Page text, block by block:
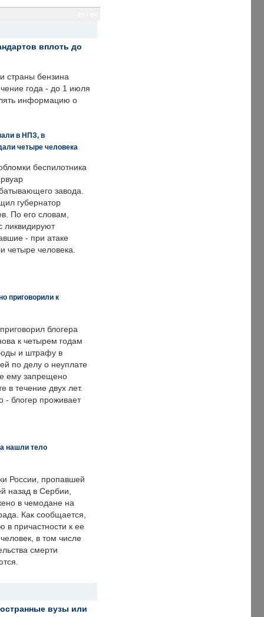
вплоть до
страны бензина
года - до 1 июля
информацию о
в НПЗ, в
четыре человека
беспилотника
завода.
губернатор
По его словам,
ликвидируют
- при атаке
четыре человека.
приговорили к
блогера
к четырем годам
и штрафу в
по делу о неуплате
ему запрещено
в течение двух лет.
- блогер проживает
нашли тело
России, пропавшей
назад в Сербии,
в чемодане на
Как сообщается,
в причастности к ее
в том числе
смерти
вузы или